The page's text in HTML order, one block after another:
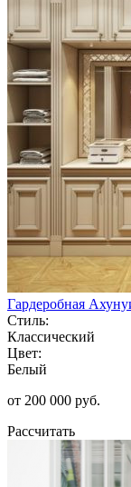
Гардеробная
Стиль:
Классический
Цвет:
Белый
от 200 000 руб.
Рассчитать